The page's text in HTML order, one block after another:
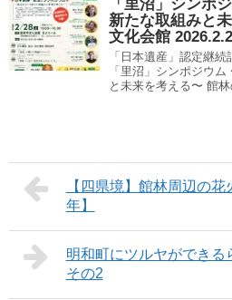
「里沼」シンポ
新たな取組みと
文化会館
「日本遺産」認定継
「里沼」シンポジウ
と未来を考える〜 館林
【四県境】館林周辺の
年】
明和町にツルヤができる
その2